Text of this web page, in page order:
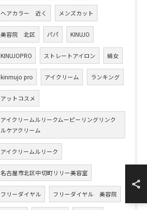
ヘアカラー 近く メンズカット
美容院 北区 パパ KINUJO
KINUJOPRO ストレートアイロン 絹女
kinmujo pro アイクリーム ランキング
アットコスメ
アイクリームルリークムーピーリングリンク
ルケアクリーム
アイクリームルリーク
名古屋市北区中切町リリー美容室
フリーダイヤル フリーダイヤル 美容院